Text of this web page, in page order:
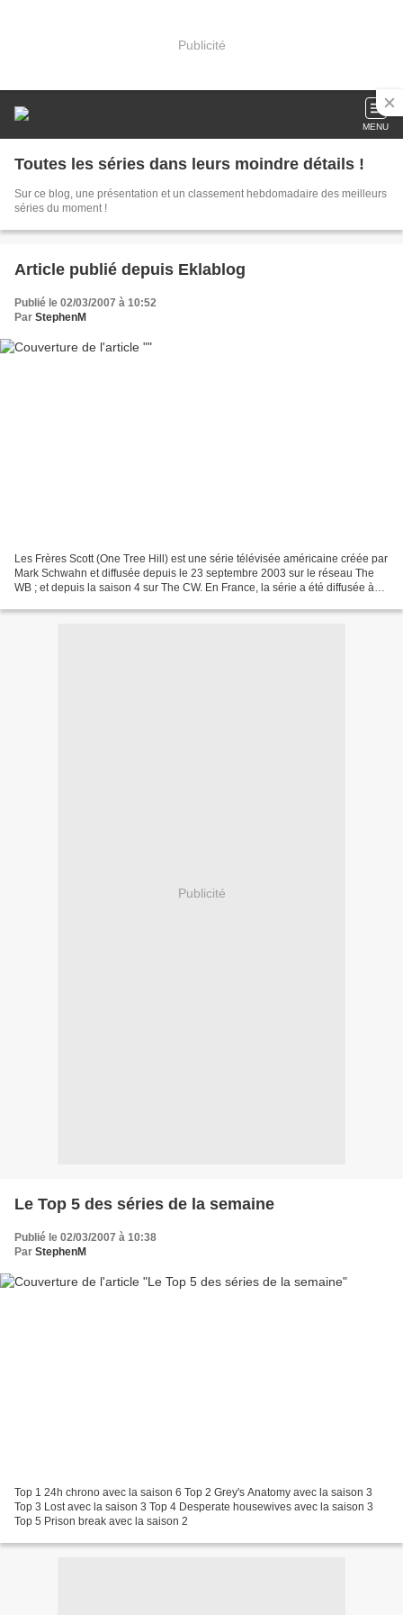
Publicité
MENU
Toutes les séries dans leurs moindre détails !
Sur ce blog, une présentation et un classement hebdomadaire des meilleurs
séries du moment !
Article publié depuis Eklablog
Publié le 02/03/2007 à 10:52
Par StephenM
Les Frères Scott (One Tree Hill) est une série télévisée américaine créée par
Mark Schwahn et diffusée depuis le 23 septembre 2003 sur le réseau The
WB ; et depuis la saison 4 sur The CW. En France, la série a été diffusée à
Publicité
Le Top 5 des séries de la semaine
Publié le 02/03/2007 à 10:38
Par StephenM
Top 1 24h chrono avec la saison 6 Top 2 Grey's Anatomy avec la saison 3
Top 3 Lost avec la saison 3 Top 4 Desperate housewives avec la saison 3
Top 5 Prison break avec la saison 2